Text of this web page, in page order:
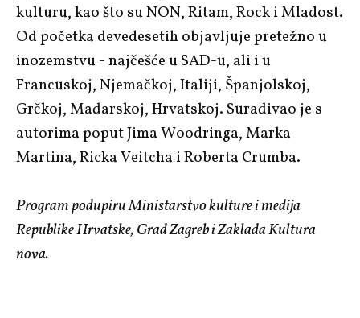
kulturu, kao što su NON, Ritam, Rock i Mladost.
Od početka devedesetih objavljuje pretežno u
inozemstvu - najčešće u SAD-u, ali i u
Francuskoj, Njemačkoj, Italiji, Španjolskoj,
Grčkoj, Mađarskoj, Hrvatskoj. Surađivao je s
autorima poput Jima Woodringa, Marka
Martina, Ricka Veitcha i Roberta Crumba.
Program podupiru Ministarstvo kulture i medija
Republike Hrvatske, Grad Zagreb i Zaklada Kultura
nova.